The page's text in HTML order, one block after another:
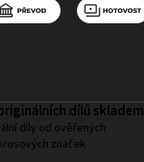
dílů skladem
díly od ověřených
značek